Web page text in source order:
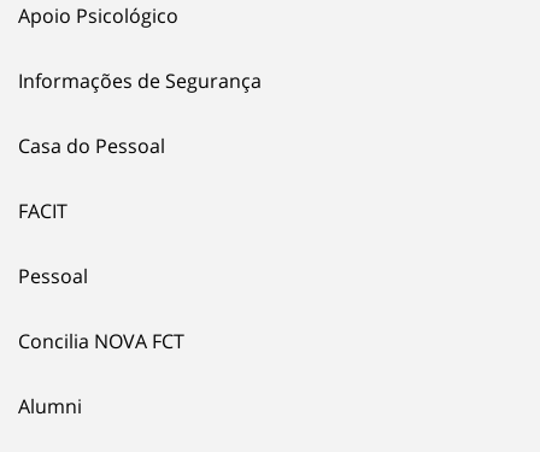
Apoio Psicológico
Informações de Segurança
Casa do Pessoal
FACIT
Pessoal
Concilia NOVA FCT
Alumni